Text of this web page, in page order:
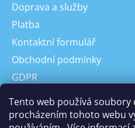
Tento web používá soubory
procházením tohoto webu
Doprava a služby
Platba
Kontaktní formulář
Obchodní podmínky
GDPR
On-line odstoupení od
Odstoupení od Kupní